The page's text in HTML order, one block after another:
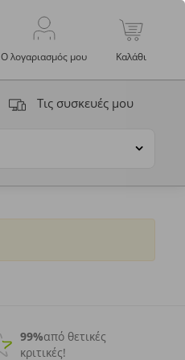
Ο λογαριασμός μου Καλάθι
Τις συσκευές μου
99%από θετικές
κριτικές!